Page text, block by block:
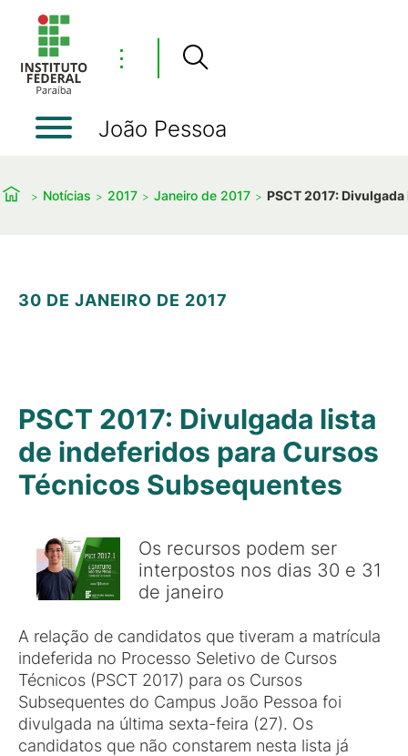
⋮
João Pessoa
Notícias 2017 Janeiro de 2017 PSCT 2017:
30 DE JANEIRO DE 2017
PSCT 2017: Divulgada lista
de indeferidos para Cursos
Técnicos Subsequentes
Os recursos podem ser
interpostos nos dias 30 e 31
de janeiro
A relação de candidatos que tiveram a matrícula
indeferida no Processo Seletivo de Cursos
Técnicos (PSCT 2017) para os Cursos
Subsequentes do Campus João Pessoa foi
divulgada na última sexta-feira (27). Os
candidatos que não constarem nesta lista já